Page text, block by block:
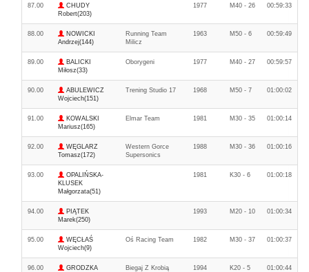
87.00
CHUDY
Robert(203)
1977 M40 - 26 00:59:33
88.00
NOWICKI
Andrzej(144)
Running Team
Milicz
1963 M50 - 6 00:59:49
89.00
BALICKI
Miłosz(33)
Oborygeni 1977 M40 - 27 00:59:57
90.00
ABULEWICZ
Wojciech(151)
Trening Studio 17 1968 M50 - 7 01:00:02
91.00
KOWALSKI
Mariusz(165)
Elmar Team 1981 M30 - 35 01:00:14
92.00
WĘGLARZ
Tomasz(172)
Western Gorce
Supersonics
1988 M30 - 36 01:00:16
93.00
OPALIŃSKA-
KLUSEK
Małgorzata(51)
1981 K30 - 6 01:00:18
94.00
PIĄTEK
Marek(250)
1993 M20 - 10 01:00:34
95.00
WĘCŁAŚ
Wojciech(9)
Oś Racing Team 1982 M30 - 37 01:00:37
96.00
GRODZKA
Biegaj Z Krobią
1994 K20 - 5 01:00:44